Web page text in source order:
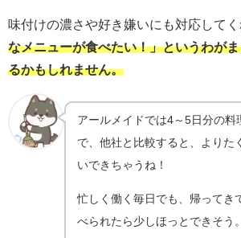
味付けの濃さや好き嫌いにも対応してく
なメニューが食べたい！」というわが
るかもしれません。
アールメイドでは4～5日分の料
で、他社と比較すると、よりた
いできちゃうね！
忙しく働く毎日でも、帰ってき
べられたら少しほっとできそう。